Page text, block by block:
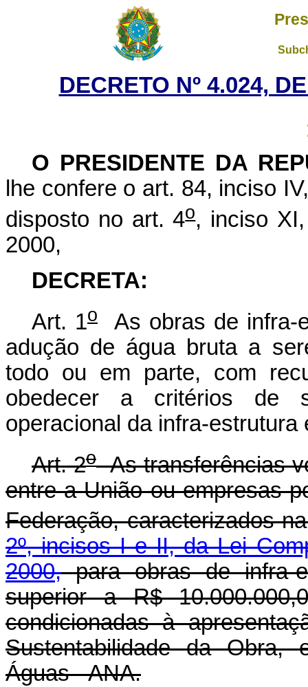
DECRETO Nº 4.024,
O PRESIDENTE DA
lhe confere o art. 84, inciso
disposto no art. 4o, inciso
2000,
DECRETA:
Art. 1o
As obras de infra-
adução de água bruta a
todo ou em parte, com
obedecer a critérios de
operacional da infra-estrutura
Art. 2oAs transferências
entre a União ou empresas
Federação, caracterizados
2º, incisos I e II, da Lei
2000,para obras de infra-
superior a R$
condicionadas à
Sustentabilidade da Obra,
Águas - ANA.